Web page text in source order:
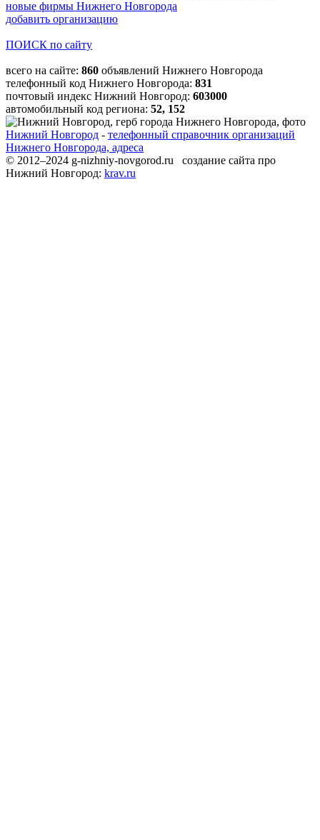
новые фирмы Нижнего Новгорода
добавить организацию
ПОИСК по сайту
всего на сайте: 860 объявлений Нижнего Новгорода
телефонный код Нижнего Новгорода: 831
почтовый индекс Нижний Новгород: 603000
автомобильный код региона: 52, 152
Нижний Новгород - телефонный справочник организаций
Нижнего Новгорода, адреса
© 2012–2024 g-nizhniy-novgorod.ru создание сайта про
Нижний Новгород: krav.ru